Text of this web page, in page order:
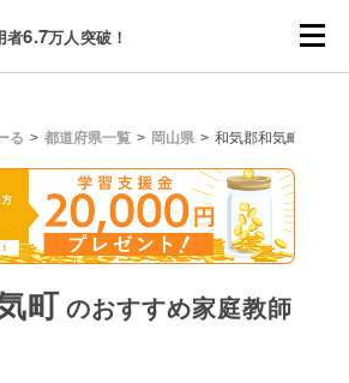
者6.7万人突破！
る 都道府県一覧 岡山県 和気郡和気町
町 のおすすめ家庭教師